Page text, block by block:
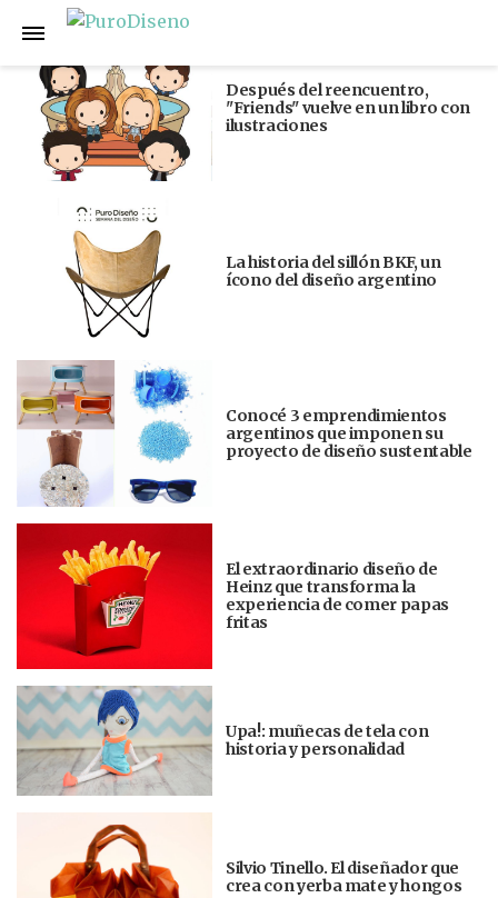
Anterior
Después del reencuentro,
"Friends" vuelve en un libro con
ilustraciones
La historia del sillón BKF, un
ícono del diseño argentino
Conocé 3 emprendimientos
argentinos que imponen su
proyecto de diseño sustentable
El extraordinario diseño de
Heinz que transforma la
experiencia de comer papas
fritas
Upa!: muñecas de tela con
historia y personalidad
Silvio Tinello. El diseñador que
crea con yerba mate y hongos
Siguiente